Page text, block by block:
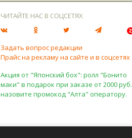
ЧИТАЙТЕ НАС В СОЦСЕТЯХ
Задать вопрос редакции
Прайс на рекламу на сайте и в соцсетях
Акция от "Японский бох": ролл "Бонито
маки" в подарок при заказе от 2000 руб.
назовите промокод "Алта" оператору.